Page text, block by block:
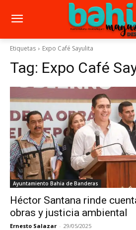
Etiquetas Expo Café Sayulita
Tag: Expo Café
Ayuntamiento Bahia de Banderas
Héctor Santana rinde
obras y justicia ambiental
Ernesto Salazar - 29/05/2025